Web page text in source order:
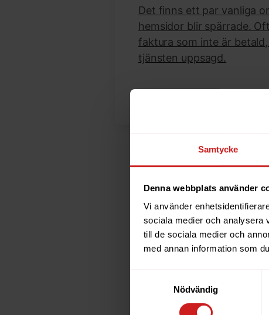
Samtycke
Denna webbplats använder
Vi använder
sociala medier och analysera
till de sociala medier och
med annan information som
Nödvändig
Det finns ett par vanliga
hemsidor blir spärrade.
faktura som inte är betald,
tjänsten uppsagd.
The
The website
owner of